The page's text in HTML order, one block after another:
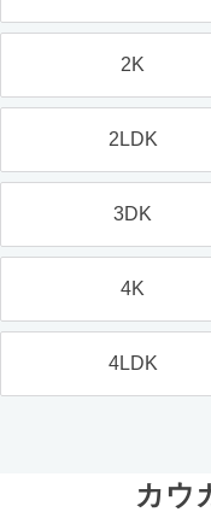
2K
2LDK
3DK
4K
4LDK
カウ